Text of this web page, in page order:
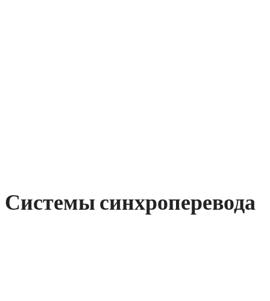
Системы синхроперевода